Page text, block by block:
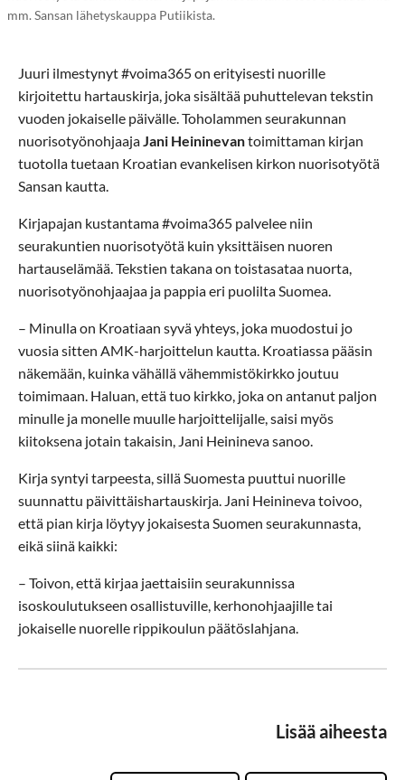
mm. Sansan lähetyskauppa Putiikista.
Juuri ilmestynyt #voima365 on erityisesti nuorille
kirjoitettu hartauskirja, joka sisältää puhuttelevan tekstin
vuoden jokaiselle päivälle. Toholammen seurakunnan
nuorisotyönohjaaja Jani Heininevantoimittaman kirjan
tuotolla tuetaan Kroatian evankelisen kirkon nuorisotyötä
Sansan kautta.
Kirjapajan kustantama #voima365 palvelee niin
seurakuntien nuorisotyötä kuin yksittäisen nuoren
hartauselämää. Tekstien takana on toistasataa nuorta,
nuorisotyönohjaajaa ja pappia eri puolilta Suomea.
– Minulla on Kroatiaan syvä yhteys, joka muodostui jo
vuosia sitten AMK-harjoittelun kautta. Kroatiassa pääsin
näkemään, kuinka vähällä vähemmistökirkko joutuu
toimimaan. Haluan, että tuo kirkko, joka on antanut paljon
minulle ja monelle muulle harjoittelijalle, saisi myös
kiitoksena jotain takaisin, Jani Heinineva sanoo.
Kirja syntyi tarpeesta, sillä Suomesta puuttui nuorille
suunnattu päivittäishartauskirja. Jani Heinineva toivoo,
että pian kirja löytyy jokaisesta Suomen seurakunnasta,
eikä siinä kaikki:
– Toivon, että kirjaa jaettaisiin seurakunnissa
isoskoulutukseen osallistuville, kerhonohjaajille tai
jokaiselle nuorelle rippikoulun päätöslahjana.
Lisää aiheesta